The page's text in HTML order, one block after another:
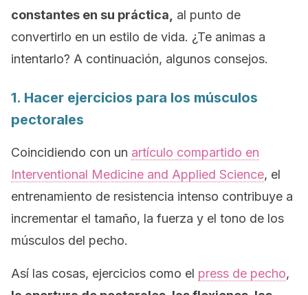
constantes en su práctica,
al punto de
convertirlo en un estilo de vida. ¿Te animas a
intentarlo? A continuación, algunos consejos.
1. Hacer ejercicios para los músculos
pectorales
Coincidiendo con un artículo compartido en
Interventional Medicine and Applied Science, el
entrenamiento de resistencia intenso contribuye a
incrementar el tamaño, la fuerza y el tono de los
músculos del pecho.
Así las cosas, ejercicios como el press de pecho,